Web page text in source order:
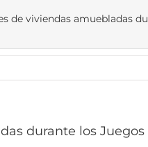
de viviendas amuebladas
durante los